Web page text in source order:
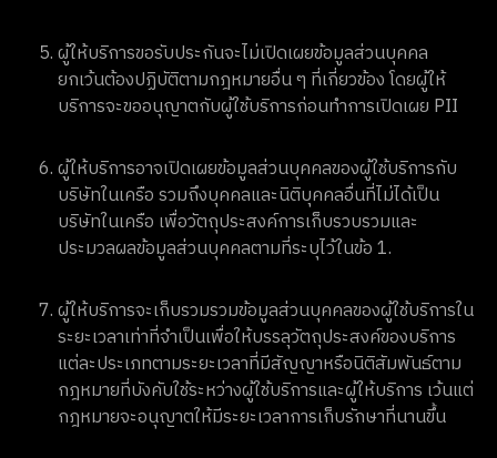
ผู้ให้บริการขอรับประกันจะไม่เปิดเผยข้อมูลส่วนบุคคล
ยกเว้นต้องปฏิบัติตามกฎหมายอื่น ๆ ที่เกี่ยวข้อง โดยผู้ให้
บริการจะขออนุญาตกับผู้ใช้บริการก่อนทำการเปิดเผย PII
ผู้ให้บริการอาจเปิดเผยข้อมูลส่วนบุคคลของผู้ใช้บริการกับ
บริษัทในเครือ รวมถึงบุคคลและนิติบุคคลอื่นที่ไม่ได้เป็น
บริษัทในเครือ เพื่อวัตถุประสงค์การเก็บรวบรวมและ
ประมวลผลข้อมูลส่วนบุคคลตามที่ระบุไว้ในข้อ 1.
ผู้ให้บริการจะเก็บรวมรวมข้อมูลส่วนบุคคลของผู้ใช้บริการใน
ระยะเวลาเท่าที่จำเป็นเพื่อให้บรรลุวัตถุประสงค์ของบริการ
แต่ละประเภทตามระยะเวลาที่มีสัญญาหรือนิติสัมพันธ์ตาม
กฎหมายที่บังคับใช้ระหว่างผู้ใช้บริการและผู้ให้บริการ เว้นแต่
กฎหมายจะอนุญาตให้มีระยะเวลาการเก็บรักษาที่นานขึ้น